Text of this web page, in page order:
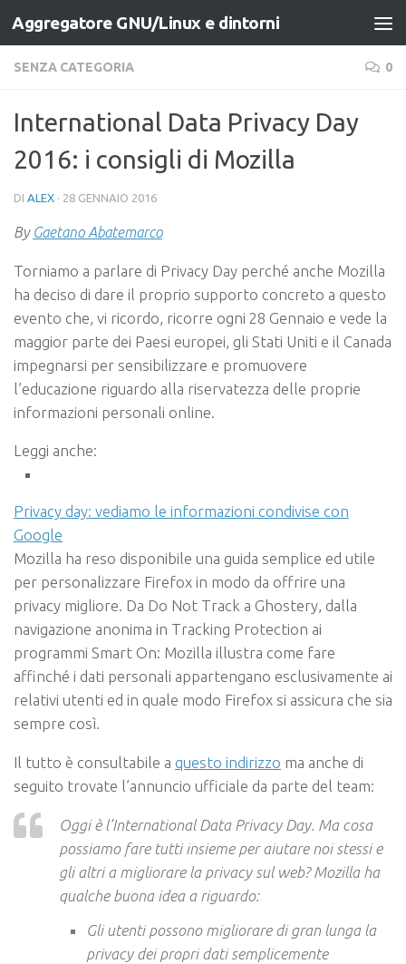
Salta al contenuto
Aggregatore GNU/Linux e dintorni
SENZA CATEGORIA 0
International Data Privacy Day
2016: i consigli di Mozilla
DI ALEX · 28 GENNAIO 2016
By Gaetano Abatemarco
Torniamo a parlare di Privacy Day perché anche Mozilla
ha deciso di dare il proprio supporto concreto a questo
evento che, vi ricordo, ricorre ogni 28 Gennaio e vede la
maggior parte dei Paesi europei, gli Stati Uniti e il Canada
impegnarsi per sensibilizzare e promuovere
l’educazione riguardo alla riservatezza delle proprie
informazioni personali online.
Leggi anche:
Privacy day: vediamo le informazioni condivise con
Google
Mozilla ha reso disponibile una guida semplice ed utile
per personalizzare Firefox in modo da offrire una
privacy migliore. Da Do Not Track a Ghostery, dalla
navigazione anonima in Tracking Protection ai
programmi Smart On: Mozilla illustra come fare
affinché i dati personali appartengano esclusivamente ai
relativi utenti ed in quale modo Firefox si assicura che sia
sempre così.
Il tutto è consultabile a questo indirizzo ma anche di
seguito trovate l’annuncio ufficiale da parte del team:
Oggi è l’International Data Privacy Day. Ma cosa
possiamo fare tutti insieme per aiutare noi stessi e
gli altri a migliorare la privacy sul web? Mozilla ha
qualche buona idea a riguardo:
Gli utenti possono migliorare di gran lunga la
privacy dei propri dati semplicemente